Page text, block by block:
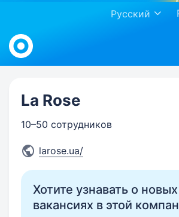
Русский
Work.ua
La Rose
10–50 сотрудников
larose.ua/
Хотите узнавать о новых
вакансиях в этой